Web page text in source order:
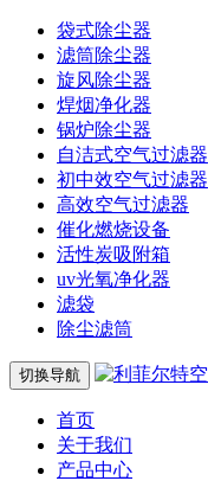
袋式除尘器
滤筒除尘器
旋风除尘器
焊烟净化器
锅炉除尘器
自洁式空气过滤器
初中效空气过滤器
高效空气过滤器
催化燃烧设备
活性炭吸附箱
uv光氧净化器
滤袋
除尘滤筒
切换导航
首页
关于我们
产品中心